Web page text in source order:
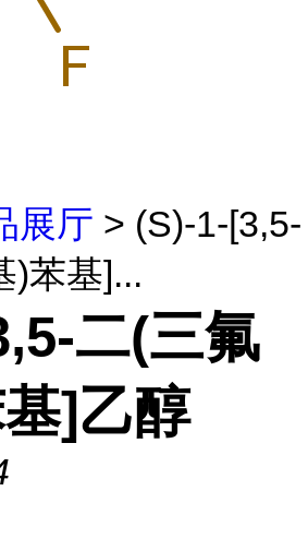
展厅 > (S)-1-[3,5-
)苯基]...
二(三氟
]乙醇